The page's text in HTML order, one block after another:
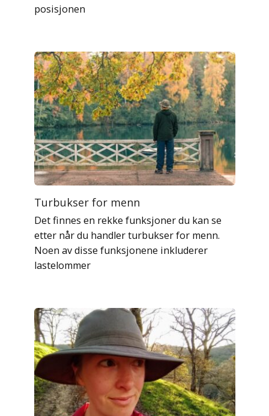
posisjonen
Turbukser for menn
Det finnes en rekke funksjoner du kan se
etter når du handler turbukser for menn.
Noen av disse funksjonene inkluderer
lastelommer